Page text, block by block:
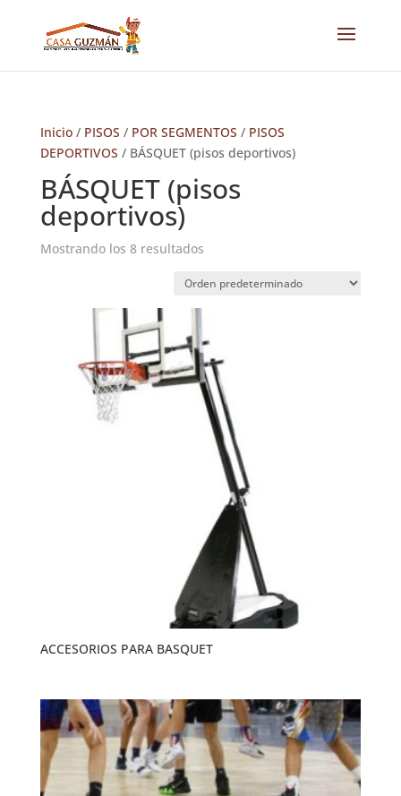
Inicio/ PISOS / POR SEGMENTOS / PISOS
DEPORTIVOS / BÁSQUET (pisos deportivos)
BÁSQUET (pisos
deportivos)
Mostrando los 8 resultados
ACCESORIOS PARA BASQUET